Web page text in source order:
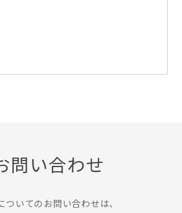
問い合わせ
ついてのお問い合わせは、